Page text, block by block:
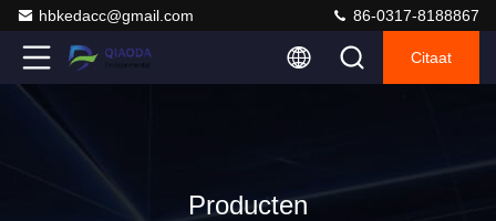
hbkedacc@gmail.com 86-0317-8188867
Citaat
Producten